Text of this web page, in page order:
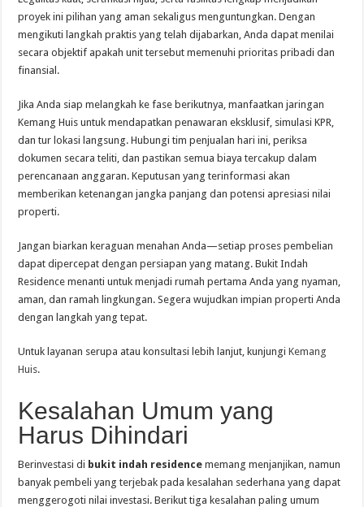
proyek ini pilihan yang aman sekaligus menguntungkan. Dengan
mengikuti langkah praktis yang telah dijabarkan, Anda dapat menilai
secara objektif apakah unit tersebut memenuhi prioritas pribadi dan
finansial.
Jika Anda siap melangkah ke fase berikutnya, manfaatkan jaringan
Kemang Huis untuk mendapatkan penawaran eksklusif, simulasi KPR,
dan tur lokasi langsung. Hubungi tim penjualan hari ini, periksa
dokumen secara teliti, dan pastikan semua biaya tercakup dalam
perencanaan anggaran. Keputusan yang terinformasi akan
memberikan ketenangan jangka panjang dan potensi apresiasi nilai
properti.
Jangan biarkan keraguan menahan Anda—setiap proses pembelian
dapat dipercepat dengan persiapan yang matang. Bukit Indah
Residence menanti untuk menjadi rumah pertama Anda yang nyaman,
aman, dan ramah lingkungan. Segera wujudkan impian properti Anda
dengan langkah yang tepat.
Untuk layanan serupa atau konsultasi lebih lanjut, kunjungiKemang
Huis.
Kesalahan Umum yang
Harus Dihindari
Berinvestasi di bukit indah residence memang menjanjikan, namun
banyak pembeli yang terjebak pada kesalahan sederhana yang dapat
menggerogoti nilai investasi. Berikut tiga kesalahan paling umum